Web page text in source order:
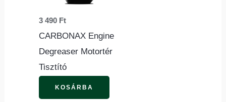
3 490 Ft
CARBONAX Engine
Degreaser Motortér
Tisztító
KOSÁRBA